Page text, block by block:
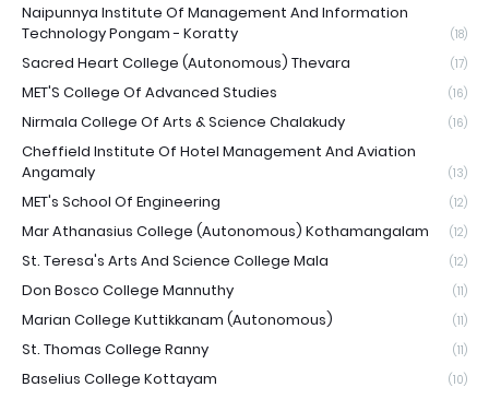
Naipunnya Institute Of Management And Information
Technology Pongam - Koratty
(18)
Sacred Heart College (Autonomous) Thevara (17)
MET'S College Of Advanced Studies (16)
Nirmala College Of Arts & Science Chalakudy (16)
Cheffield Institute Of Hotel Management And Aviation
Angamaly
(13)
MET's School Of Engineering (12)
Mar Athanasius College (Autonomous) Kothamangalam (12)
St. Teresa's Arts And Science College Mala (12)
Don Bosco College Mannuthy (11)
Marian College Kuttikkanam (Autonomous) (11)
St. Thomas College Ranny (11)
Baselius College Kottayam (10)